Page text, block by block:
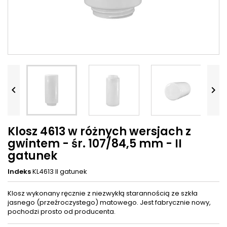
 
Klosz 4613 w różnych wersjach z
gwintem - śr. 107/84,5 mm - II
gatunek
IndeksKL4613 II gatunek
Klosz wykonany ręcznie z niezwykłą starannością ze szkła
jasnego (przeźroczystego) matowego. Jest fabrycznie nowy,
pochodzi prosto od producenta.